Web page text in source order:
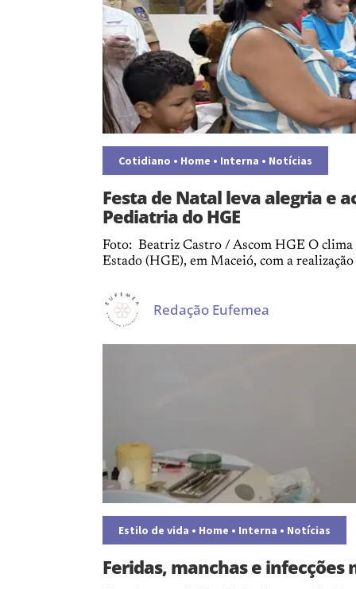
Cotidiano • Home • Interna • Notícias
Festa de Natal leva alegria e
Pediatria do HGE
Foto: Beatriz Castro / Ascom HGE O
Estado (HGE), em Maceió, com a realização
Redação Eufemea
Estilo de vida • Home • Interna • Notícias
Feridas, manchas e infecções